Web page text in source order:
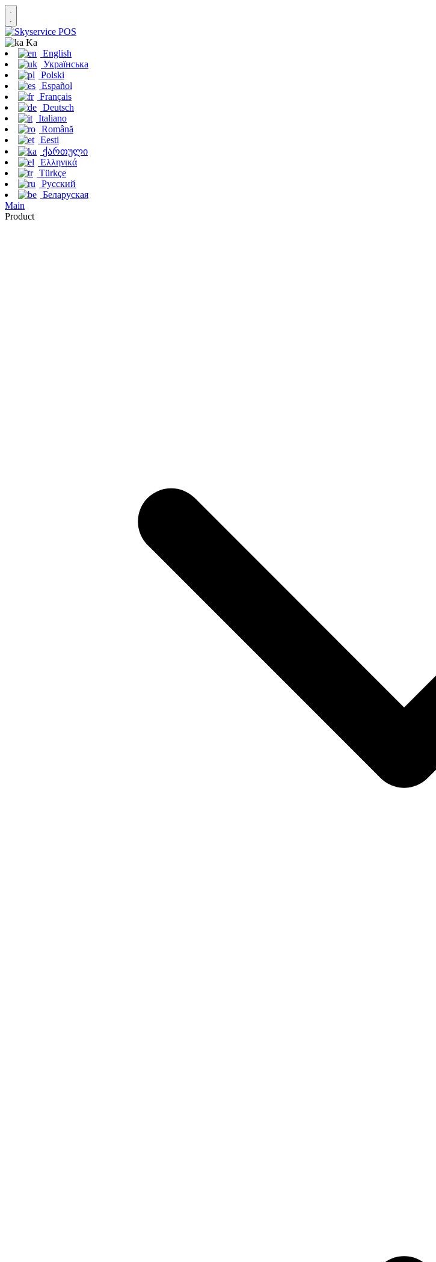
Ka
English
Українська
Polski
Español
Français
Deutsch
Italiano
Română
Eesti
ქართული
Ελληνικά
Türkçe
Русский
Беларуская
Main
Product